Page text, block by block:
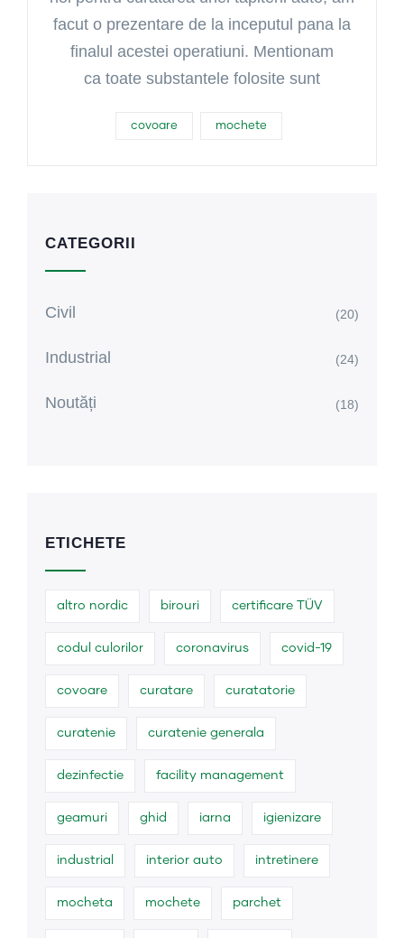
facut o prezentare de la inceputul pana la
finalul acestei operatiuni. Mentionam
ca toate substantele folosite sunt
covoare mochete
CATEGORII
Civil (20)
Industrial (24)
Noutăți (18)
ETICHETE
altro nordic birouri certificare TÜV
codul culorilor coronavirus covid-19
covoare curatare curatatorie
curatenie curatenie generala
dezinfectie facility management
geamuri ghid iarna igienizare
industrial interior auto intretinere
mocheta mochete parchet